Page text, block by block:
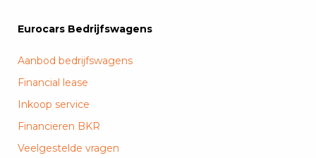
Eurocars Bedrijfswagens
Aanbod bedrijfswagens
Financial lease
Inkoop service
Financieren BKR
Veelgestelde vragen